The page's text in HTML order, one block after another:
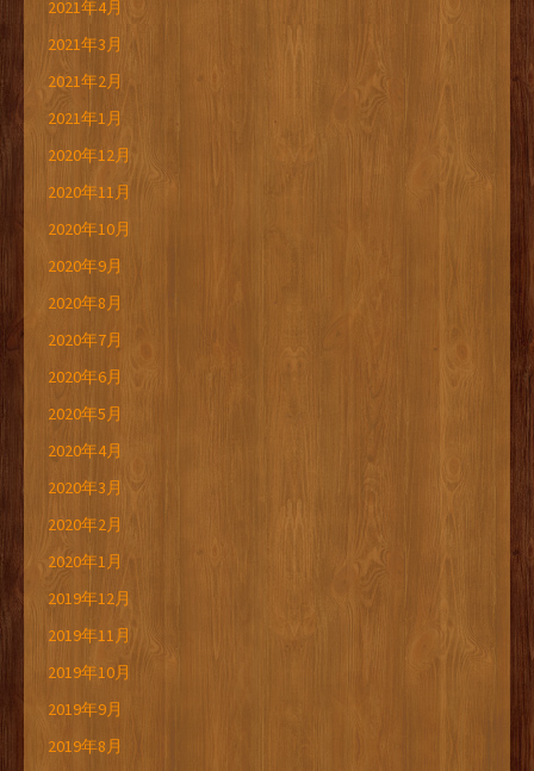
2021年4月
2021年3月
2021年2月
2021年1月
2020年12月
2020年11月
2020年10月
2020年9月
2020年8月
2020年7月
2020年6月
2020年5月
2020年4月
2020年3月
2020年2月
2020年1月
2019年12月
2019年11月
2019年10月
2019年9月
2019年8月